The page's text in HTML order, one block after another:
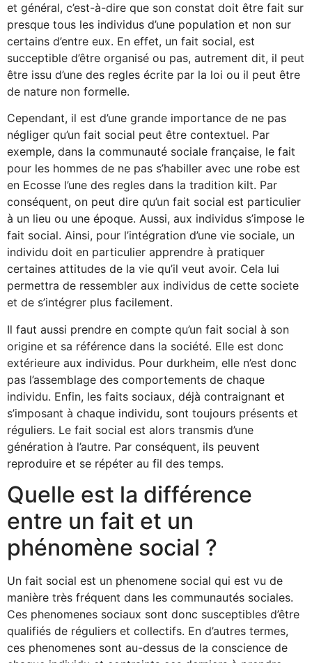
et général, c’est-à-dire que son constat doit être fait sur
presque tous les individus d’une population et non sur
certains d’entre eux. En effet, un fait social, est
succeptible d’être organisé ou pas, autrement dit, il peut
être issu d’une des regles écrite par la loi ou il peut être
de nature non formelle.
Cependant, il est d’une grande importance de ne pas
négliger qu’un fait social peut être contextuel. Par
exemple, dans la communauté sociale française, le fait
pour les hommes de ne pas s’habiller avec une robe est
en Ecosse l’une des regles dans la tradition kilt. Par
conséquent, on peut dire qu’un fait social est particulier
à un lieu ou une époque. Aussi, aux individus s’impose le
fait social. Ainsi, pour l’intégration d’une vie sociale, un
individu doit en particulier apprendre à pratiquer
certaines attitudes de la vie qu’il veut avoir. Cela lui
permettra de ressembler aux individus de cette societe
et de s’intégrer plus facilement.
Il faut aussi prendre en compte qu’un fait social à son
origine et sa référence dans la société. Elle est donc
extérieure aux individus. Pour durkheim, elle n’est donc
pas l’assemblage des comportements de chaque
individu. Enfin, les faits sociaux, déjà contraignant et
s’imposant à chaque individu, sont toujours présents et
réguliers. Le fait social est alors transmis d’une
génération à l’autre. Par conséquent, ils peuvent
reproduire et se répéter au fil des temps.
Quelle est la différence
entre un fait et un
phénomène social ?
Un fait social est un phenomene social qui est vu de
manière très fréquent dans les communautés sociales.
Ces phenomenes sociaux sont donc susceptibles d’être
qualifiés de réguliers et collectifs. En d’autres termes,
ces phenomenes sont au-dessus de la conscience de